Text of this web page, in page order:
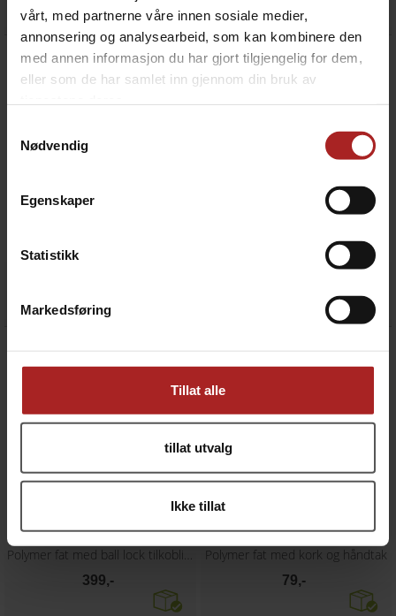
vårt, med partnerne våre innen sosiale medier,
annonsering og analysearbeid, som kan kombinere den
med annen informasjon du har gjort tilgjengelig for dem,
eller som de har samlet inn gjennom din bruk av
Nødvendig
Egenskaper
Statistikk
Markedsføring
Tillat alle
tillat utvalg
Ikke tillat
Corneliusfat 19 liter
Kvalitetsfat fra Kegland
Corneliusfat 9 liter
Kvalitetsfat fra Kegland
Oxebar 20L Amber PET Keg
Polymer fat med ball lock tilkoblinger
399,-
Oxebar 4L mini keg
Polymer fat med kork og håndtak
79,-